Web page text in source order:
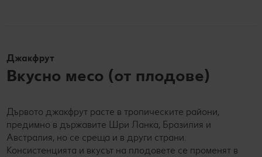
Джакфрут
Вкусно месо (от плодове)
Дървото джакфрут расте в тропическите райони,
предимно в държавите Шри Ланка, Бразилия и
Австралия, но се среща и в други страни.
Консистенцията и вкусът на плодовете се променят в